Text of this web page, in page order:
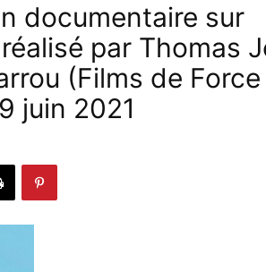
documentaire sur
réalisé par Thomas
(Films de Force
juin 2021